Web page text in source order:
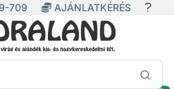
709 AJÁNLATKÉRÉS